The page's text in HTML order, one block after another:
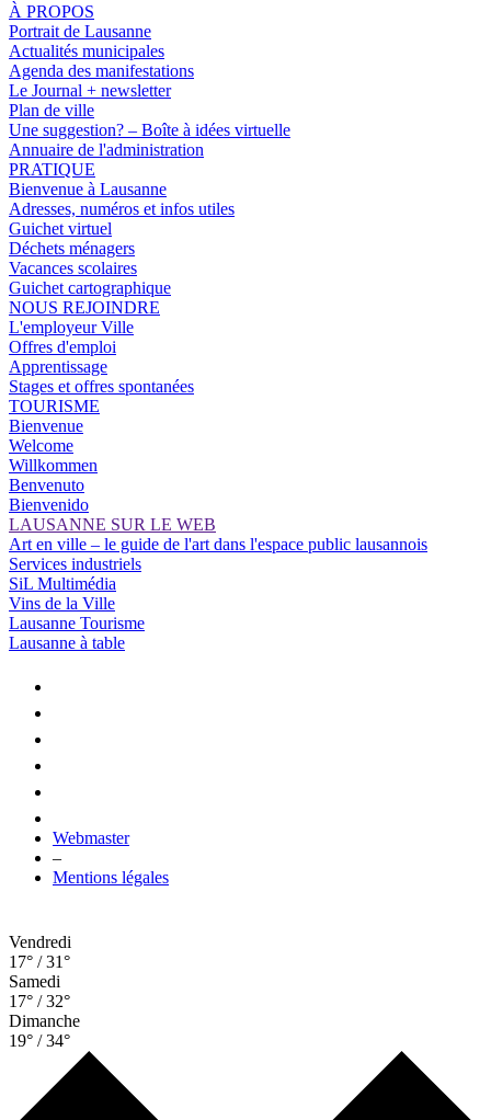
À PROPOS
Portrait de Lausanne
Actualités municipales
Agenda des manifestations
Le Journal + newsletter
Plan de ville
Une suggestion? – Boîte à idées virtuelle
Annuaire de l'administration
PRATIQUE
Bienvenue à Lausanne
Adresses, numéros et infos utiles
Guichet virtuel
Déchets ménagers
Vacances scolaires
Guichet cartographique
NOUS REJOINDRE
L'employeur Ville
Offres d'emploi
Apprentissage
Stages et offres spontanées
TOURISME
Bienvenue
Welcome
Willkommen
Benvenuto
Bienvenido
LAUSANNE SUR LE WEB
Art en ville – le guide de l'art dans l'espace public lausannois
Services industriels
SiL Multimédia
Vins de la Ville
Lausanne Tourisme
Lausanne à table
Webmaster
–
Mentions légales
Vendredi
17° / 31°
Samedi
17° / 32°
Dimanche
19° / 34°